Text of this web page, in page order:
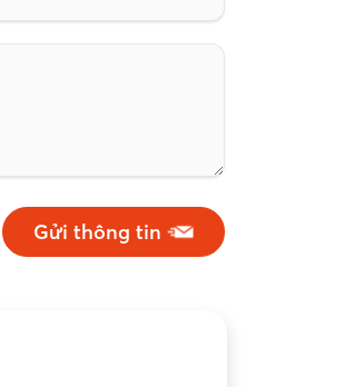
Gửi thông tin